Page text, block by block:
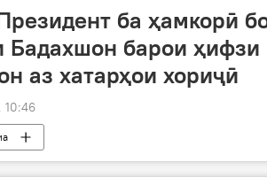
ба ҳамкорӣ
Бадахшон барои ҳифзи
аз хатарҳои хориҷӣ
10:46